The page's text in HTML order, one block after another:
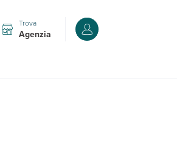
Trova
Agenzia Accedi o registrati